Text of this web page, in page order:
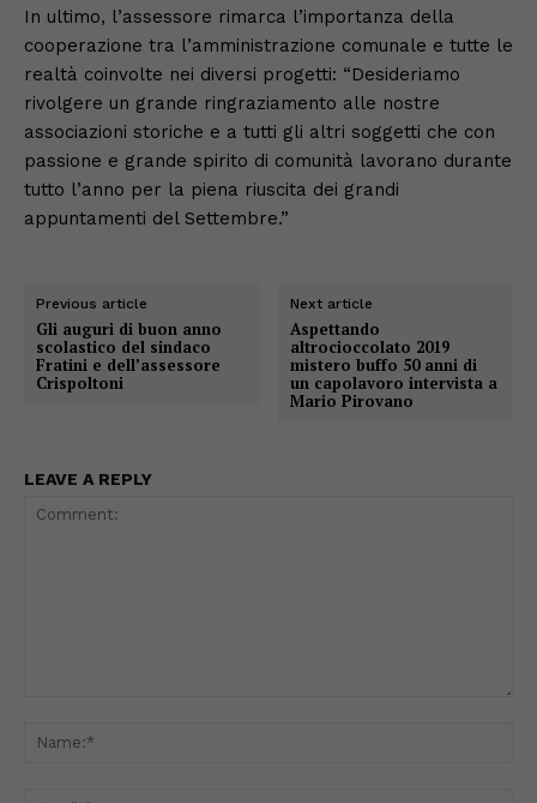
In ultimo, l’assessore rimarca l’importanza della
cooperazione tra l’amministrazione comunale e tutte le
realtà coinvolte nei diversi progetti: “Desideriamo
rivolgere un grande ringraziamento alle nostre
associazioni storiche e a tutti gli altri soggetti che con
passione e grande spirito di comunità lavorano durante
tutto l’anno per la piena riuscita dei grandi
appuntamenti del Settembre.”
Previous article
Gli auguri di buon anno
scolastico del sindaco
Fratini e dell’assessore
Crispoltoni
Next article
Aspettando
altrocioccolato 2019
mistero buffo 50 anni di
un capolavoro intervista a
Mario Pirovano
LEAVE A REPLY